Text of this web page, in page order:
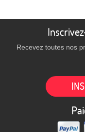
Recevez toutes nos